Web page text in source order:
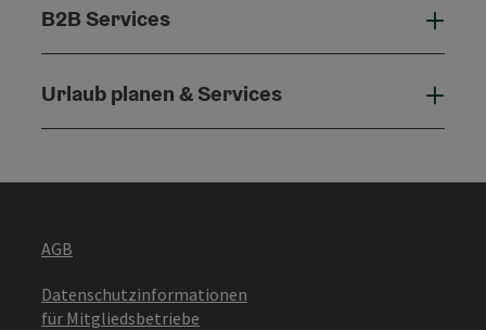
B2B Services
Urlaub planen & Services
AGB
Datenschutzinformationen
für Mitgliedsbetriebe